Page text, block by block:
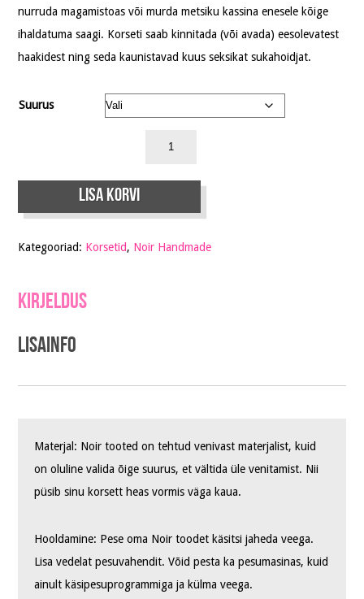
nurruda magamistoas või murda metsiku kassina enesele kõige
ihaldatuma saagi. Korseti saab kinnitada (või avada) eesolevatest
haakidest ning seda kaunistavad kuus seksikat sukahoidjat.
Suurus
Lisa korvi
Kategooriad: Korsetid, Noir Handmade
Kirjeldus
Lisainfo
Materjal: Noir tooted on tehtud venivast materjalist, kuid
on oluline valida õige suurus, et vältida üle venitamist. Nii
püsib sinu korsett heas vormis väga kaua.
Hooldamine: Pese oma Noir toodet käsitsi jaheda veega.
Lisa vedelat pesuvahendit. Võid pesta ka pesumasinas, kuid
ainult käsipesuprogrammiga ja külma veega.